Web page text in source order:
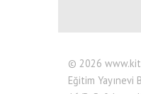
© 2026
Eğitim Yayınevi